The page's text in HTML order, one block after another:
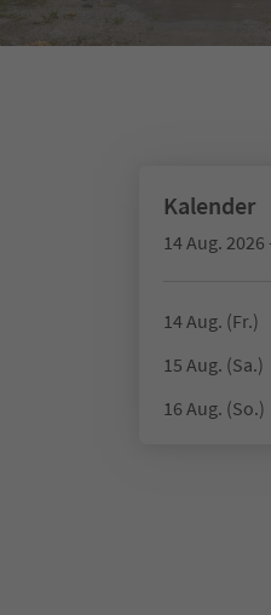
Kalender
14 Aug. 2026
14 Aug. (Fr.)
15 Aug. (Sa.)
16 Aug. (So.)